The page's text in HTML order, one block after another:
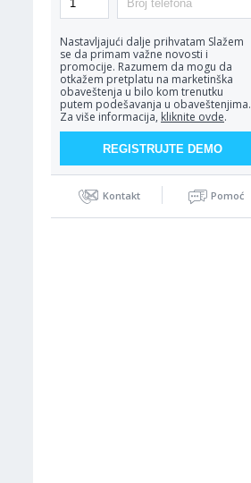
Nastavljajući dalje prihvatam Slažem
se da primam važne novosti i
promocije. Razumem da mogu da
otkažem pretplatu na marketinška
obaveštenja u bilo kom trenutku
putem podešavanja u obaveštenjima.
Za više informacija, kliknite ovde.
Kontakt Pomoć